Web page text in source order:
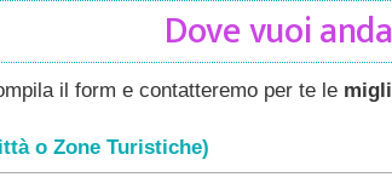
Dove vuoi
il form e contatteremo per te le
o Zone Turistiche)